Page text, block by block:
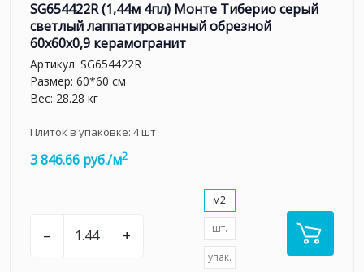
SG654422R (1,44м 4пл) Монте Тиберио серый
светлый лаппатированный обрезной
60x60x0,9 керамогранит
Артикул: SG654422R
Размер: 60*60 см
Вес: 28.28 кг
Плиток в упаковке: 4шт
3 846.66 руб./м2
– +
м2
шт.
упак.